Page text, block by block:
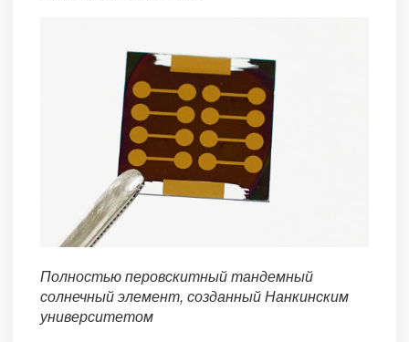
Полностью перовскитный тандемный
солнечный элемент, созданный Нанкинским
университетом